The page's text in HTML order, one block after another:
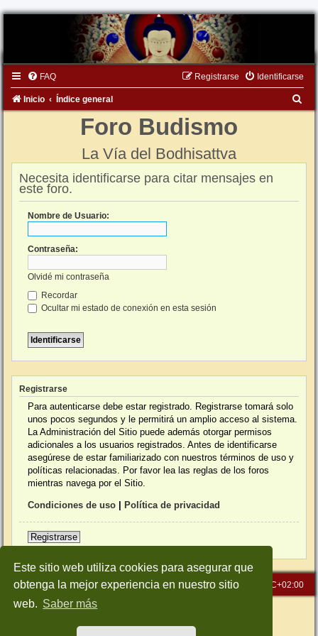
Este sitio web utiliza cookies para asegurar que
obtenga la mejor experiencia en nuestro sitio
web. Saber más
FAQ Identificarse
Registrarse
Inicio Índice general
Foro Budismo
La Vía del Bodhisattva
Necesita identificarse para citar mensajes en
este foro.
Nombre de Usuario:
Contraseña:
Olvidé mi contraseña
Recordar
Ocultar mi estado de conexión en esta sesión
Registrarse
Para autenticarse debe estar registrado. Registrarse tomará solo
unos pocos segundos y le permitirá un amplio acceso al sistema.
La Administración del Sitio puede además otorgar permisos
adicionales a los usuarios registrados. Antes de identificarse
asegúrese de estar familiarizado con nuestros términos de uso y
políticas relacionadas. Por favor lea las reglas de los foros
mientras navega por el Sitio.
Condiciones de uso Política de privacidad
Registrarse
Inicio Índice general Todos los horarios son UTC+02:00
Desarrollado porphpBB